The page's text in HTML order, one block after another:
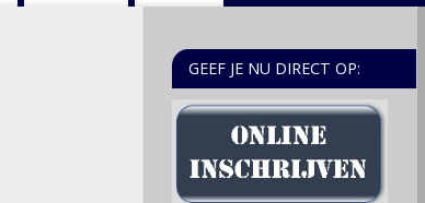
GEEF JE NU DIRECT OP: